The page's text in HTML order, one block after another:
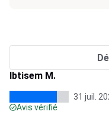
Ibtisem M.
31 juil.
Avis vérifié